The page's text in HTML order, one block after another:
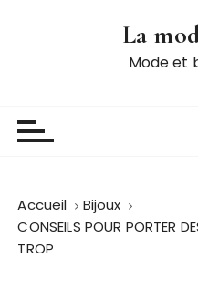
La
Mode et
Accueil
Bijoux
CONSEILS POUR PORTER
TROP